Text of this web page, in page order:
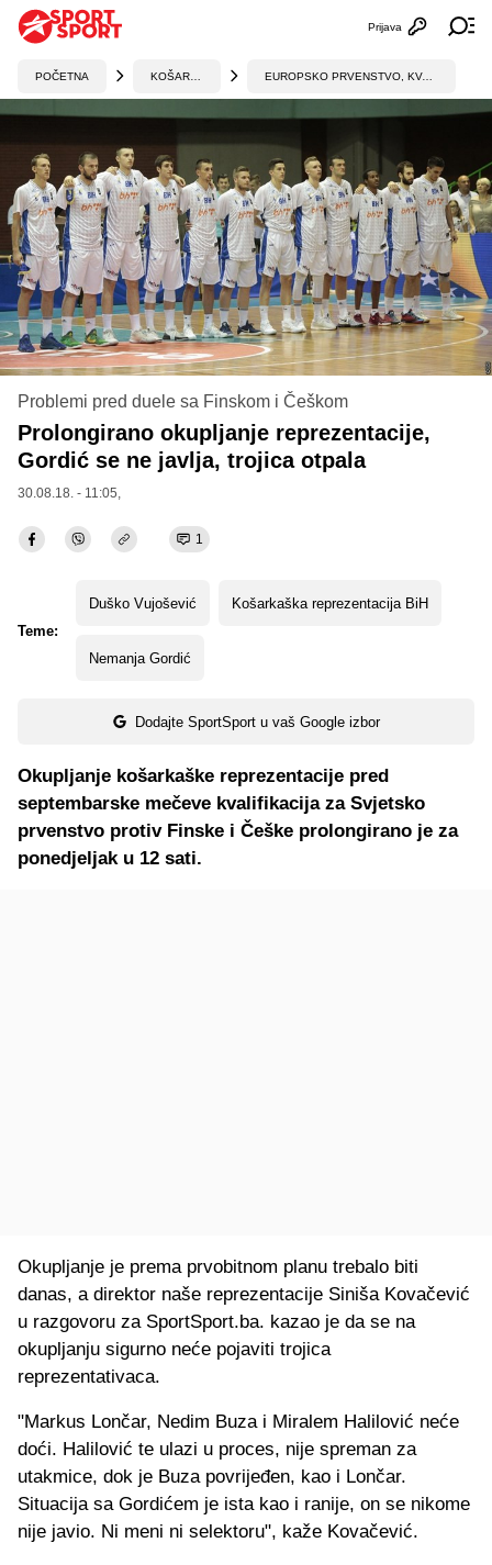
Otvori
Prijava
POČETNA EUROPSKO PRVENSTVO, KVALIFIKACIJE
Problemi pred duele sa Finskom i Češkom
Prolongirano okupljanje reprezentacije,
Gordić se ne javlja, trojica otpala
30.08.18. - 11:05,
1
Teme:
Duško Vujošević Košarkaška reprezentacija BiH
Nemanja Gordić
Dodajte SportSport u vaš Google izbor
Okupljanje košarkaške reprezentacije pred
septembarske mečeve kvalifikacija za Svjetsko
prvenstvo protiv Finske i Češke prolongirano je za
ponedjeljak u 12 sati.
Okupljanje je prema prvobitnom planu trebalo biti
danas, a direktor naše reprezentacije Siniša Kovačević
u razgovoru za SportSport.ba. kazao je da se na
okupljanju sigurno neće pojaviti trojica
reprezentativaca.
"Markus Lončar, Nedim Buza i Miralem Halilović neće
doći. Halilović te ulazi u proces, nije spreman za
utakmice, dok je Buza povrijeđen, kao i Lončar.
Situacija sa Gordićem je ista kao i ranije, on se nikome
nije javio. Ni meni ni selektoru", kaže Kovačević.